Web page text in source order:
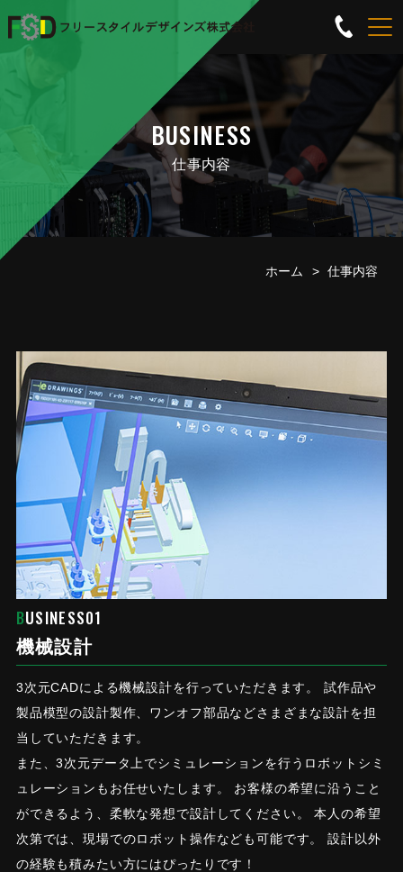
BUSINESS
仕事内容
ホーム 仕事内容
BUSINESS01
機械設計
3次元CADによる機械設計を行っていただきます。 試作品や
製品模型の設計製作、ワンオフ部品などさまざまな設計を担
当していただきます。
また、3次元データ上でシミュレーションを行うロボットシミ
ュレーションもお任せいたします。 お客様の希望に沿うこと
ができるよう、柔軟な発想で設計してください。 本人の希望
次第では、現場でのロボット操作なども可能です。 設計以外
の経験も積みたい方にはぴったりです！